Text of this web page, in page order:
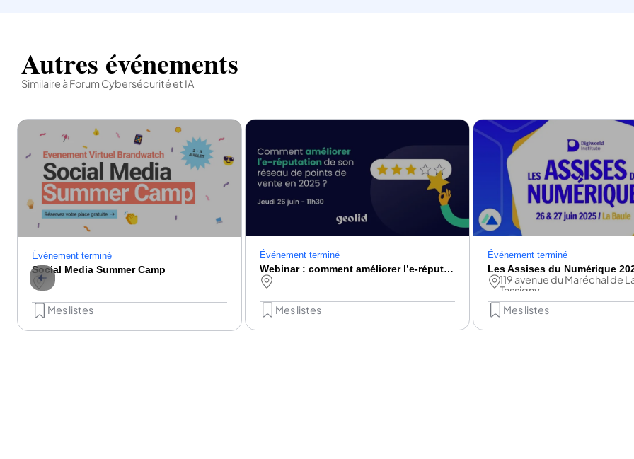
Autres événements
Similaire à Forum Cybersécurité et IA
Événement terminé
Social Media Summer Camp
Mes listes
Événement terminé
Webinar : comment améliorer l’e-réputation de son réseau de points de vente en 2025 ?
Mes listes
Événement terminé
Les Assises du Numérique
119 avenue du Maréchal de
Tassigny
Mes listes